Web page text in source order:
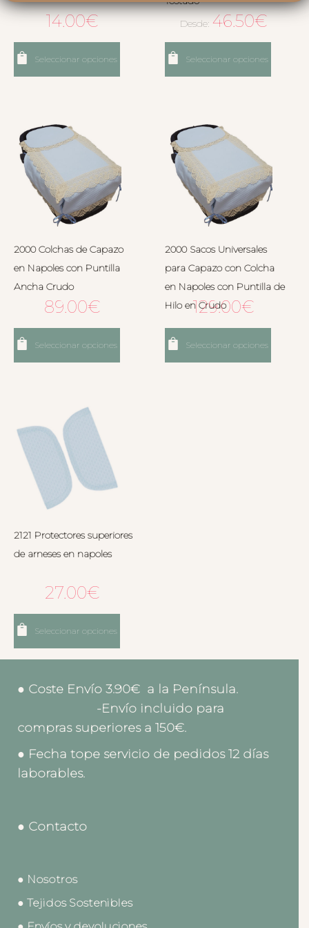
14.00€
Seleccionar opciones
Desde: 46.50€
Seleccionar opciones
2000 Colchas de Capazo
en Napoles con Puntilla
Ancha Crudo
89.00€
Seleccionar opciones
2000 Sacos Universales
para Capazo con Colcha
en Napoles con Puntilla de
Hilo en Crudo
129.00€
Seleccionar opciones
2121 Protectores superiores
de arneses en napoles
27.00€
Seleccionar opciones
● Coste Envío 3.90€ a la Península.
-Envío incluido para
compras superiores a 150€.
● Fecha tope servicio de pedidos 12 días
laborables.
● Contacto
● Nosotros
● Tejidos Sostenibles